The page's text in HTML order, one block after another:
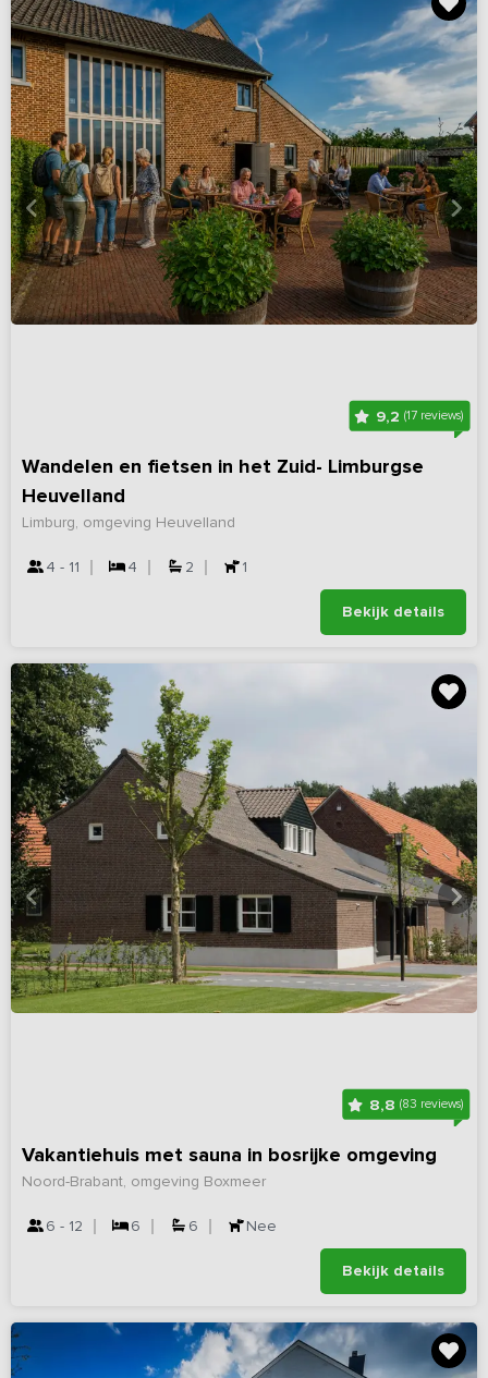
9,2(17 reviews)
Wandelen en fietsen in het Zuid- Limburgse
Heuvelland
Limburg, omgeving Heuvelland
4 - 11 4 2 1
Bekijk details
8,8 (83 reviews)
Vakantiehuis met sauna in bosrijke omgeving
Noord-Brabant, omgeving Boxmeer
6 - 12 6 6 Nee
Bekijk details